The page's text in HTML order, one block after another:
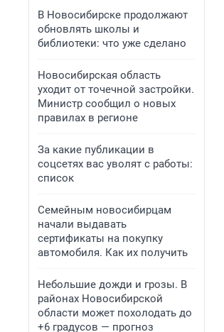
В Новосибирске продолжают
обновлять школы и
библиотеки: что уже сделано
Новосибирская область
уходит от точечной застройки.
Министр сообщил о новых
правилах в регионе
За какие публикации в
соцсетях вас уволят с работы:
список
Семейным новосибирцам
начали выдавать
сертификаты на покупку
автомобиля. Как их получить
Небольшие дожди и грозы. В
районах Новосибирской
области может похолодать до
+6 градусов — прогноз